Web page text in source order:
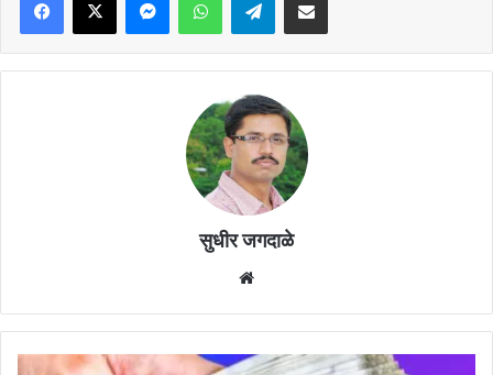
सुधीर जगदाळे
देवाई